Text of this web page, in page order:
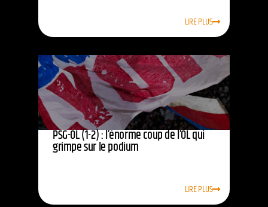
LIRE PLUS
PSG-OL (1-2) : l’énorme coup de l’OL qui
grimpe sur le podium
LIRE PLUS